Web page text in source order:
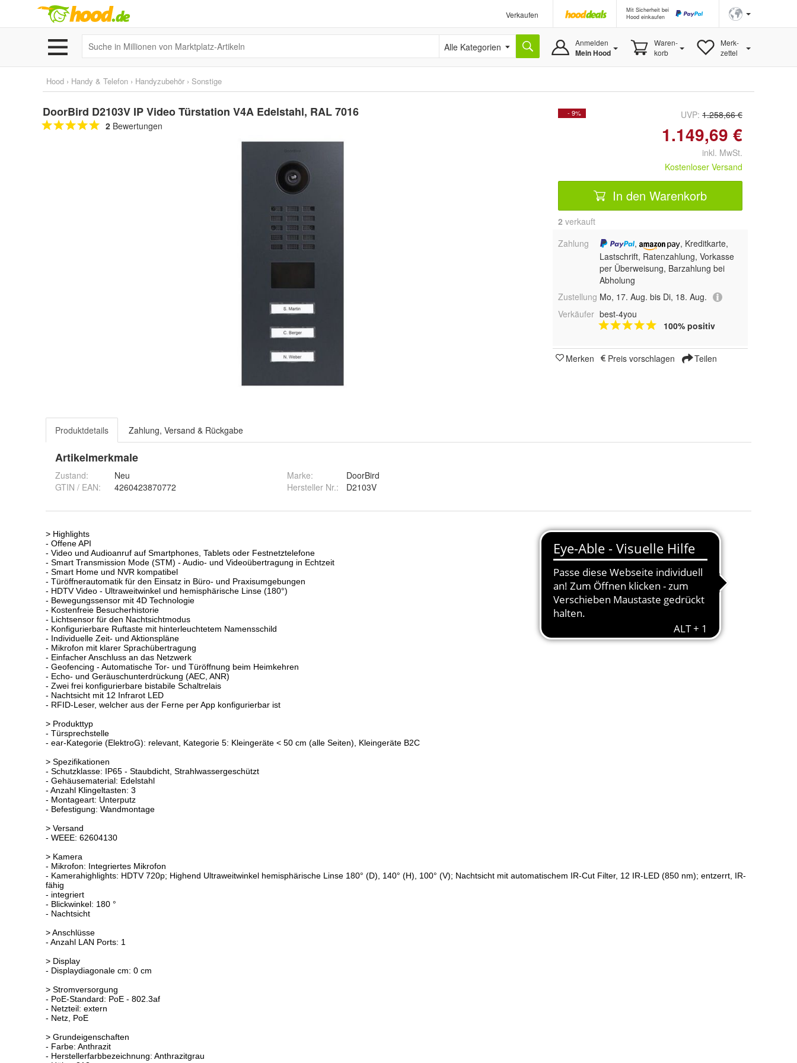
Verkaufen
Mit Sicherheit bei
Hood einkaufen
Alle Kategorien Anmelden
Mein Hood
Waren-
korb
Merk-
zettel
Hood › Handy & Telefon › Handyzubehör › Sonstige
DoorBird D2103V IP Video Türstation V4A Edelstahl, RAL 7016
2 Bewertungen
- 9% UVP: 1.258,66 €
1.149,69 €
inkl. MwSt.
Kostenloser Versand
In den Warenkorb
2 verkauft
Zahlung
,
, Kreditkarte,
Lastschrift, Ratenzahlung, Vorkasse
per Überweisung, Barzahlung bei
Abholung
Zustellung Mo, 17. Aug. bis Di, 18. Aug.
Verkäufer best-4you
100% positiv
Merken Preis vorschlagen Teilen
Produktdetails Zahlung, Versand & Rückgabe
Artikelmerkmale
Zustand:
Neu
GTIN / EAN:
4260423870772
Marke:
DoorBird
Hersteller Nr.:
D2103V